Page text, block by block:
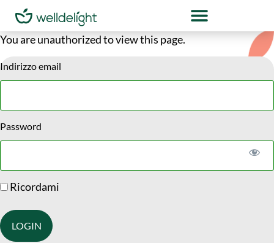
You are unauthorized to view this page.
Indirizzo email
Password
Ricordami